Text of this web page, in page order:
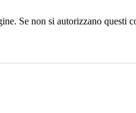
Se non si autorizzano